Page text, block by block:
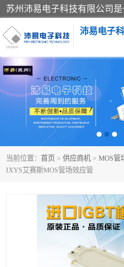
沛易电子
当前位置： 首页 > 供应商机 > MOS管
IXYS艾赛斯MOS管场效应管
西门康
快恢复二极管
英飞凌可控硅模块
SEMIKRON西门康IGBT
MOS管场效应管